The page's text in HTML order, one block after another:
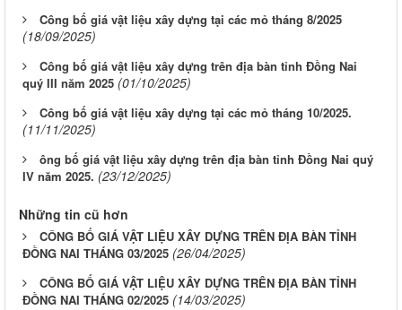
Công bố giá vật liệu xây dựng tại các mỏ tháng 8/2025
(18/09/2025)
Công bố giá vật liệu xây dựng trên địa bàn tỉnh Đồng Nai
quý III năm 2025 (01/10/2025)
Công bố giá vật liệu xây dựng tại các mỏ tháng 10/2025.
(11/11/2025)
ông bố giá vật liệu xây dựng trên địa bàn tỉnh Đồng Nai quý
IV năm 2025. (23/12/2025)
Những tin cũ hơn
CÔNG BỐ GIÁ VẬT LIỆU XÂY DỰNG TRÊN ĐỊA BÀN TỈNH
ĐỒNG NAI THÁNG 03/2025 (26/04/2025)
CÔNG BỐ GIÁ VẬT LIỆU XÂY DỰNG TRÊN ĐỊA BÀN TỈNH
ĐỒNG NAI THÁNG 02/2025 (14/03/2025)